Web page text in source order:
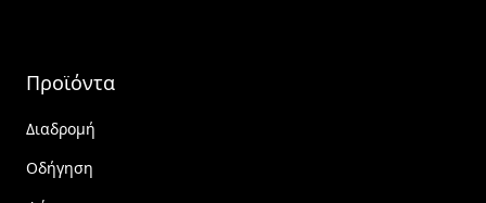
Προϊόντα
Διαδρομή
Οδήγηση